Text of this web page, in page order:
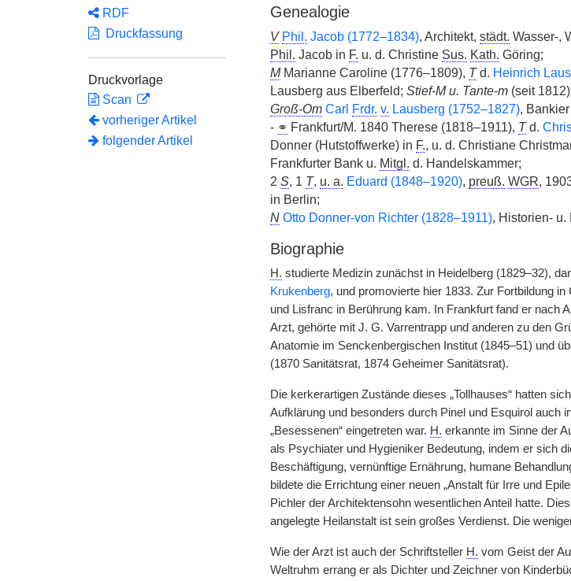
RDF
Druckfassung
Druckvorlage
Scan
vorheriger Artikel
folgender Artikel
Genealogie
V Phil. Jacob (1772–1834), Architekt, städt. Wasser-,
Phil. Jacob in F. u. d. Christine Sus. Kath. Göring;
MMarianne Caroline (1776–1809), Td. Heinrich
Lausberg aus Elberfeld; Stief-M u. Tante-m(seit 1812)
Groß-Om Carl Frdr. v. Lausberg (1752–1827),
- ⚭ Frankfurt/M. 1840 Therese (1818–1911), Td.
Donner (Hutstoffwerke) in F., u. d. Christiane
Frankfurter Bank u. Mitgl. d. Handelskammer;
2 S, 1 T, u. a. Eduard (1848–1920), preuß. WGR,
in Berlin;
N Otto Donner-von Richter (1828–1911), Historien- u.
Biographie
H. studierte Medizin zunächst in Heidelberg (1829–32),
Krukenberg, und promovierte hier 1833. Zur Fortbildung
und Lisfranc in Berührung kam. In Frankfurt fand er nach
Arzt, gehörte mit J. G. Varrentrapp und anderen zu den
Anatomie im Senckenbergischen Institut (1845–51) und
(1870 Sanitätsrat, 1874 Geheimer Sanitätsrat).
Die kerkerartigen Zustände dieses „Tollhauses“ hatten
Aufklärung und besonders durch Pinel und Esquirol auch
„Besessenen“ eingetreten war. H. erkannte im Sinne der
als Psychiater und Hygieniker Bedeutung, indem er sich
Beschäftigung, vernünftige Ernährung, humane
bildete die Errichtung einer neuen „Anstalt für Irre und
Pichler der Architektensohn wesentlichen Anteil hatte.
angelegte Heilanstalt ist sein großes Verdienst. Die
Wie der Arzt ist auch der Schriftsteller H. vom Geist der
Weltruhm errang er als Dichter und Zeichner von